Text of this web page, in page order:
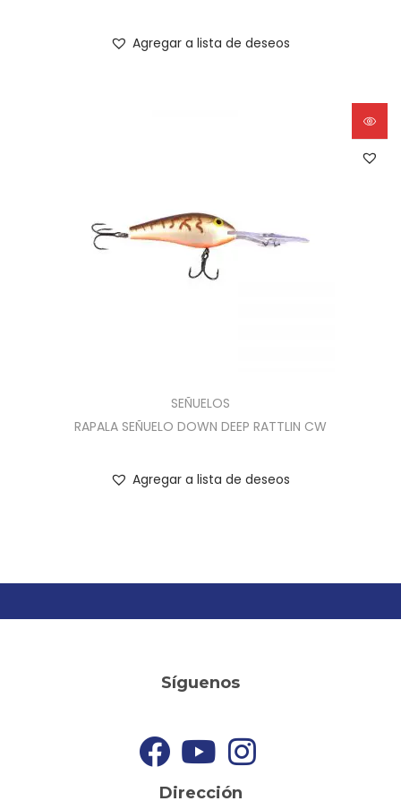
Agregar a lista de deseos
SEÑUELOS
RAPALA SEÑUELO DOWN DEEP RATTLIN CW
Agregar a lista de deseos
Síguenos
Dirección